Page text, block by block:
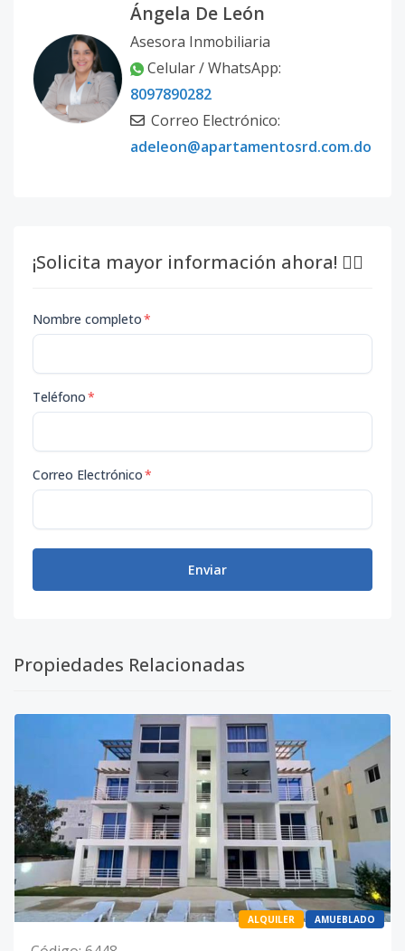
Ángela De León
Asesora Inmobiliaria
Celular / WhatsApp:
8097890282
Correo Electrónico:
adeleon@apartamentosrd.com.do
¡Solicita mayor información ahora! 👇🏽
Nombre completo*
Teléfono*
Correo Electrónico*
Enviar
Propiedades Relacionadas
ALQUILER AMUEBLADO